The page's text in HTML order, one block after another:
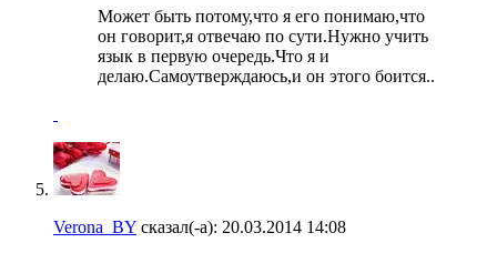
Может быть потому,что я его понимаю,что
он говорит,я отвечаю по сути.Нужно учить
язык в первую очередь.Что я и
делаю.Самоутверждаюсь,и он этого боится..
Verona_BY сказал(-а): 20.03.2014 14:08